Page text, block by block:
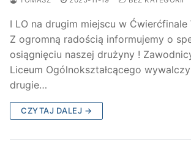
I LO na drugim miejscu w Ćwierćfinale
Z ogromną radością informujemy o
osiągnięciu naszej drużyny !
Liceum Ogólnokształcącego
drugie…
CZYTAJ DALEJ →